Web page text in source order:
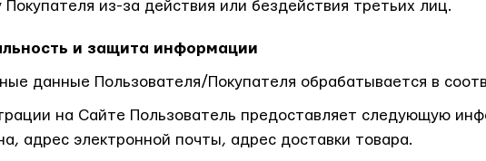
Покупателя из-за действия или бездействия третьих лиц.
и защита информации
данные Пользователя/Покупателя обрабатывается в
на Сайте Пользователь предоставляет следующую
адрес электронной почты, адрес доставки товара.